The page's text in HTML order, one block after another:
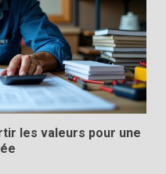
les valeurs pour une